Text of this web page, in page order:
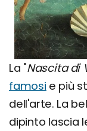
La "Nascita di
famosi e più
dell'arte. La
dipinto lascia